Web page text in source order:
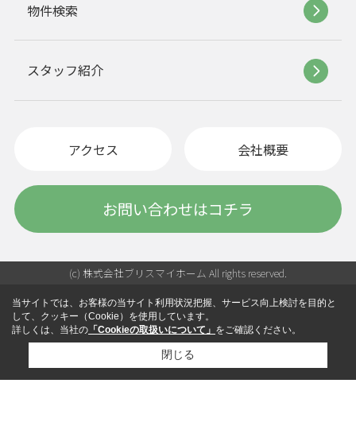
物件検索
スタッフ紹介
アクセス 会社概要
お問い合わせはコチラ
(c) 株式会社ブリスマイホーム All rights reserved.
当サイトでは、お客様の当サイト利用状況把握、サービス向上検討を目的と
して、クッキー（Cookie）を使用しています。
詳しくは、当社の 「Cookieの取扱いについて」 をご確認ください。
閉じる